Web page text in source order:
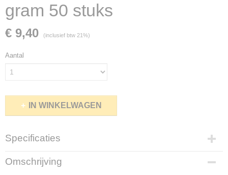
gram 50 stuks
€ 9,40 (inclusief btw 21%)
Aantal
IN WINKELWAGEN
Specificaties
Netto gewicht
0,25 Kg
Omschrijving